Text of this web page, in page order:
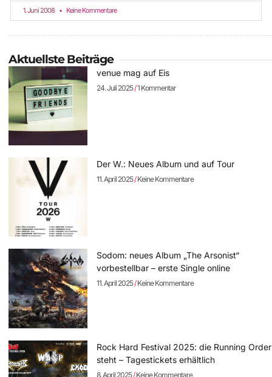
1. Juni 2008 Keine Kommentare
Aktuellste Beiträge
venue mag auf Eis
24. Juli 2025 1 Kommentar
Der W.: Neues Album und auf Tour
11. April 2025 Keine Kommentare
Sodom: neues Album „The Arsonist“
vorbestellbar – erste Single online
11. April 2025 Keine Kommentare
Rock Hard Festival 2025: die Running Order
steht – Tagestickets erhältlich
8. April 2025 Keine Kommentare